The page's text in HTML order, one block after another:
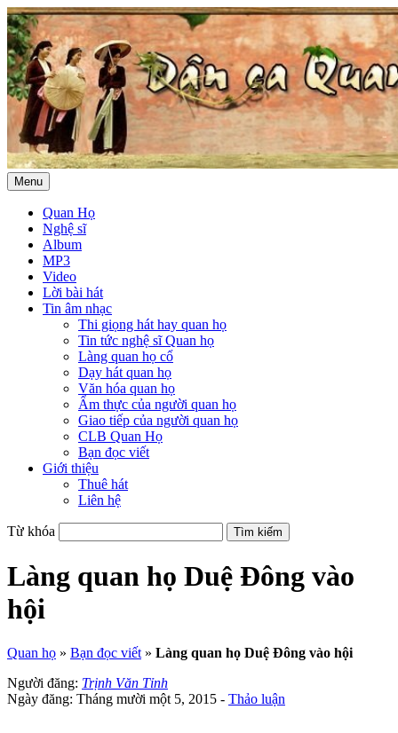
Menu
Quan Họ
Nghệ sĩ
Album
MP3
Video
Lời bài hát
Tin âm nhạc
Thi giọng hát hay quan họ
Tin tức nghệ sĩ Quan họ
Làng quan họ cổ
Dạy hát quan họ
Văn hóa quan họ
Ẩm thực của người quan họ
Giao tiếp của người quan họ
CLB Quan Họ
Bạn đọc viết
Giới thiệu
Thuê hát
Liên hệ
Từ khóa
Làng quan họ Duệ Đông vào
hội
Quan họ » Bạn đọc viết » Làng quan họ Duệ Đông vào hội
Người đăng: Trịnh Văn Tỉnh
Ngày đăng: Tháng mười một 5, 2015 - Thảo luận